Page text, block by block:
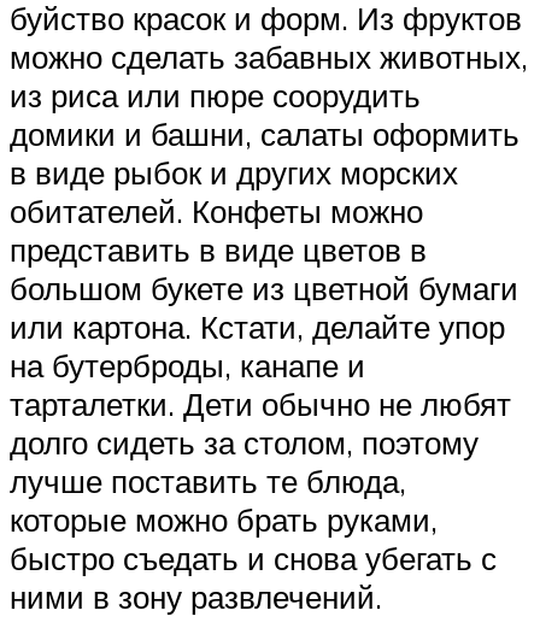
буйство красок и форм. Из фруктов
можно сделать забавных животных,
из риса или пюре соорудить
домики и башни, салаты оформить
в виде рыбок и других морских
обитателей. Конфеты можно
представить в виде цветов в
большом букете из цветной бумаги
или картона. Кстати, делайте упор
на бутерброды, канапе и
тарталетки. Дети обычно не любят
долго сидеть за столом, поэтому
лучше поставить те блюда,
которые можно брать руками,
быстро съедать и снова убегать с
ними в зону развлечений.